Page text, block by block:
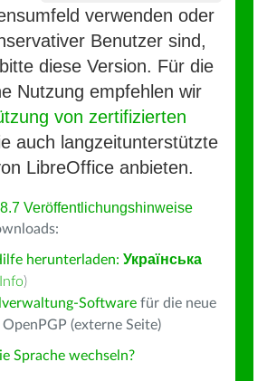
verwenden oder
Benutzer sind,
diese Version. Für die
Nutzung empfehlen wir
von zertifizierten
auch langzeitunterstützte
LibreOffice anbieten.
Veröffentlichungshinweise
herunterladen: Українська
Info)
Software für die neue
(externe Seite)
Sprache wechseln?